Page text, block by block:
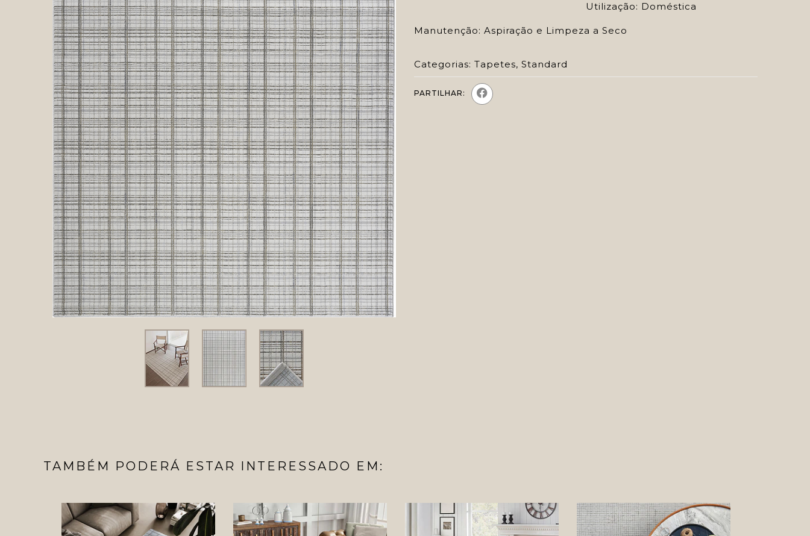
Utilização: Doméstica
Manutenção: Aspiração e Limpeza a Seco
Categorias: Tapetes, Standard
PARTILHAR:
TAMBÉM PODERÁ ESTAR INTERESSADO EM: